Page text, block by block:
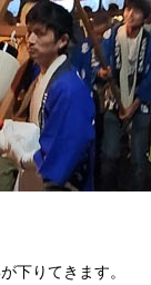
下りてきます。